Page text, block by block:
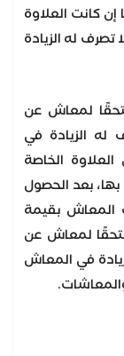
إن كانت العلاوة
تصرف له الزيادة
لمعاش عن
الزيادة في
الخاصة
بعد الحصول
المعاش بقيمة
لمعاش عن
في المعاش
والمعاشات.